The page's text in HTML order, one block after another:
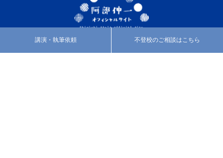
講演・執筆依頼 不登校のご相談はこちら